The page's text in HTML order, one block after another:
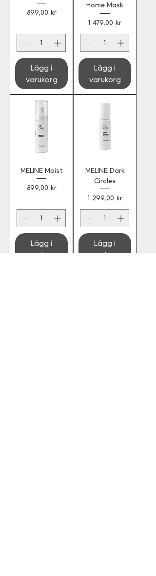
Pris
899,00 kr
Lägg i
varukorg
Home Mask
Pris
1 479,00 kr
Lägg i
varukorg
MELINE Moist
Pris
899,00 kr
Lägg i
varukorg
MELINE Dark
Circles
Pris
1 299,00 kr
Lägg i
varukorg